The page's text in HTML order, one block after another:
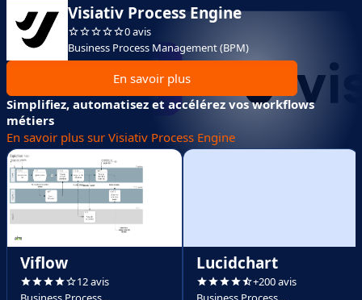
Visiativ Process Engine
0 avis
Business Process Management (BPM)
En savoir plus
Simplifiez, automatisez et accélérez vos workflows
métiers
En savoir plus sur Visiativ Process Engine
Viflow
12 avis
Lucidchart
+200 avis